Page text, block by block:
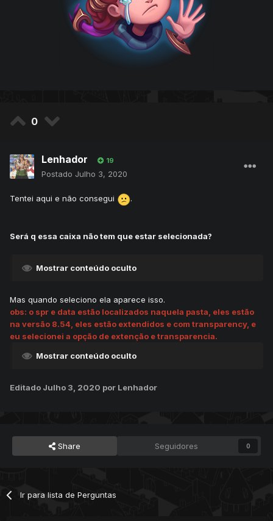
0
Lenhador 19
Postado Julho 3, 2020
Tentei aqui e não consegui .
Será q essa caixa não tem que estar selecionada?
Mostrar conteúdo oculto
Mas quando seleciono ela aparece isso.
obs: o spr e data estão localizados naquela pasta, eles estão
na versão 8.54, eles estão extendidos e com transparency, e
eu selecionei a opção de extenção e transparencia.
Mostrar conteúdo oculto
Editado Julho 3, 2020 por Lenhador
Share Seguidores 0
Ir para lista de Perguntas